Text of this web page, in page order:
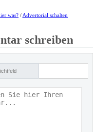
was? / Advertorial schalten
schreiben